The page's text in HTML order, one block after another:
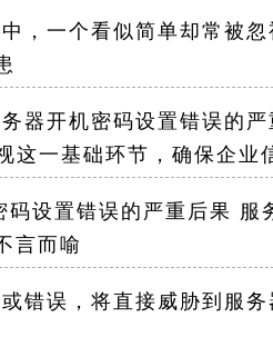
，一个看似简单却常被
器开机密码设置错误的严
这一基础环节，确保企业
设置错误的严重后果 服
言而喻
错误，将直接威胁到服务